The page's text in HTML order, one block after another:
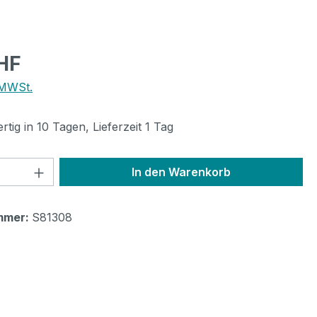
in 10 Tagen, Lieferzeit 1 Tag
Anzahl: Gib den gewünschten Wert
In den Warenkorb
S81308